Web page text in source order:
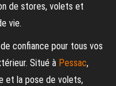
de stores, volets et
vie.
confiance pour tous vos
Situé à Pessac,
et la pose de volets,